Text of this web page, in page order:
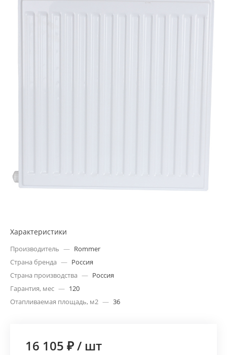
Характеристики
Производитель — Rommer
Страна бренда — Россия
Страна производства — Россия
Гарантия, мес — 120
Отапливаемая площадь, м2 — 36
16 105 ₽/ шт